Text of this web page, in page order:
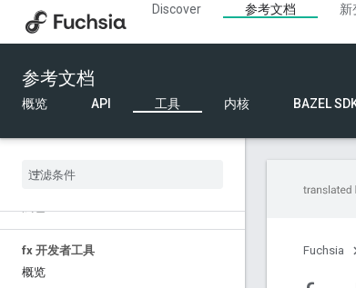
Discover 参考文档 新
参考文档
概览 API 工具 内核 BAZEL
工具问题排查
硬件
audio-driver-ctl
i2cutil
fx 开发者工具
概览
Fuchsia